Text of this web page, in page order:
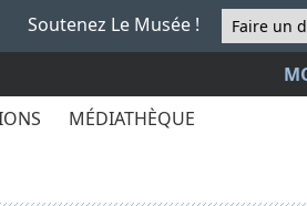
Soutenez Le Musée ! Faire un
MÉDIATHÈQUE